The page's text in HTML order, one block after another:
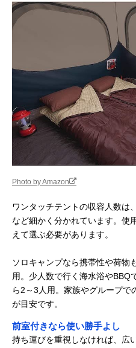
Photo by Amazon
ワンタッチテントの収容人数は
など細かく分かれています。使
えて選ぶ必要があります。
ソロキャンプなら携帯性や荷物
用。少人数で行く海水浴やBBQ
ら2～3人用。家族やグループで
が目安です。
前室付きなら使い勝手よし
持ち運びを重視しなければ、広